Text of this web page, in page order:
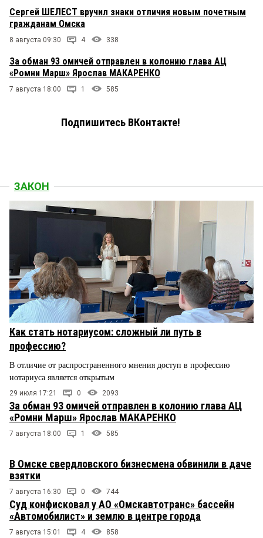
Сергей ШЕЛЕСТ вручил знаки отличия новым почетным
гражданам Омска
8 августа 09:30 4 338
За обман 93 омичей отправлен в колонию глава АЦ
«Ромни Марш» Ярослав МАКАРЕНКО
7 августа 18:00 1 585
Подпишитесь ВКонтакте!
ЗАКОН
Как стать нотариусом: сложный ли путь в
профессию?
В отличие от распространенного мнения доступ в профессию
нотариуса является открытым
29 июля 17:21 0 2093
За обман 93 омичей отправлен в колонию глава АЦ
«Ромни Марш» Ярослав МАКАРЕНКО
7 августа 18:00 1 585
В Омске свердловского бизнесмена обвинили в даче
взятки
7 августа 16:30 0 744
Суд конфисковал у АО «Омскавтотранс» бассейн
«Автомобилист» и землю в центре города
7 августа 15:01 4 858